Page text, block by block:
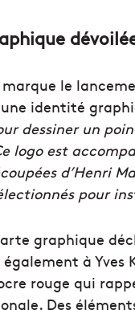
marque le
identité
dessiner un
logo est
d’Henri
pour
graphique
à
rouge qui
Des